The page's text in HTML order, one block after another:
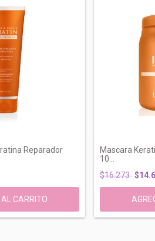
Reparador
Mascara
10...
$16.273